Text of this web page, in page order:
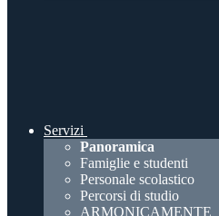
Servizi
Panoramica
Famiglie e studenti
Personale scolastico
Percorsi di studio
ARMONICAMENTE